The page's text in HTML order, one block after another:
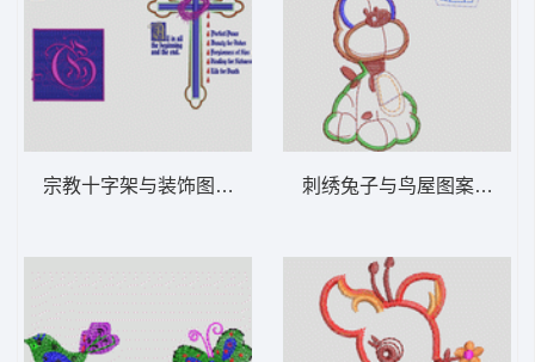
宗教十字架与装饰图案设计 卡通童装章标贴 刺绣兔子与